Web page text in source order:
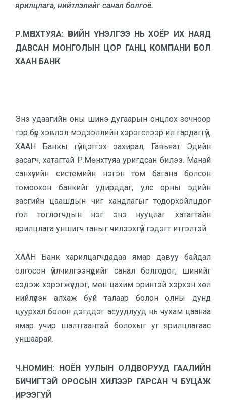
ярилцлага, нийтлэлийг санал болгоё.
Р.МӨНХТУЯА: ӨӨРИЙН ҮНЭЛГЭЭ НЬ ХОЁР ИХ НАЯД
ДАВСАН МОНГОЛЫН ЦОР ГАНЦ КОМПАНИ БОЛ
ХААН БАНК
Энэ удаагийн оны шинэ дугаарын онцлох зочноор
тэр бүр хэвлэл мэдээллийн хэрэгслээр ил гардаггүй,
ХААН Банкы гүйцэтгэх захирал, Гавьяат Эдийн
засагч, хатагтай Р.Мөнхтуяа уригдсан билээ. Манай
санхүүгийн системийн нэгэн том багана болсон
томоохон банкийг удирддаг, улс орны эдийн
засгийн цаашдын чиг хандлагыг тодорхойлцдог
гол тоглогчдын нэг энэ нууцлаг хатагтайн
ярилцлага уншигч таныг чилээхгүй гэдэгт итгэлтэй.
ХААН Банк харилцагчдадаа ямар давуу байдал
олгосон үйлчилгээнүүдийг санал болгодог, шинийг
сэдэж хэрэгжүүлдэг, мөн цахим эринтэй хэрхэн хөл
нийлүүлэн алхаж буй талаар болон олны дунд
цуурхал болон дэгддэг асуудлууд нь чухам цаанаа
ямар учир шалтгаантай болохыг уг ярилцлагаас
уншаарай.
Ч.НОМИН: НОЁН УУЛЫН ОЛДВОРУУД ГААЛИЙН
БИЧИГТЭЙ ОРОСЫН ХИЛЭЭР ГАРСАН Ч БУЦАЖ
ИРЭЭГҮЙ